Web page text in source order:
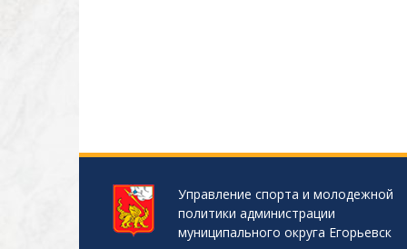
Управление спорта и молодежной
политики администрации
муниципального округа Егорьевск